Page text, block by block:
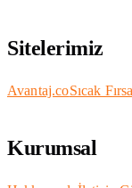
Sitelerimiz
Avantaj.coSıcak
Kurumsal